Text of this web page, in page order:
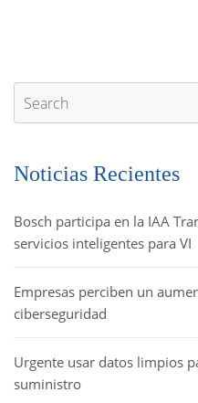
Noticias Recientes
Bosch participa en la IAA
servicios inteligentes para VI
Empresas perciben un
ciberseguridad
Urgente usar datos limpios
suministro